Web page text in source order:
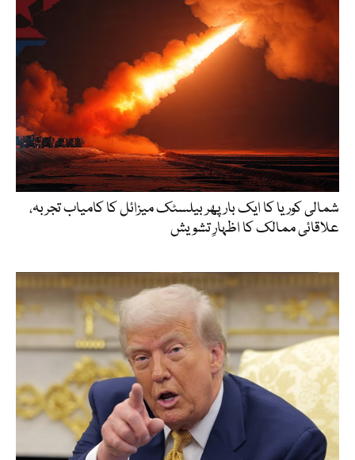
شمالی کوریا کا ایک بار پھر بیلسٹک میزائل کا کامیاب تجربہ،
علاقائی ممالک کا اظہارِ تشویش